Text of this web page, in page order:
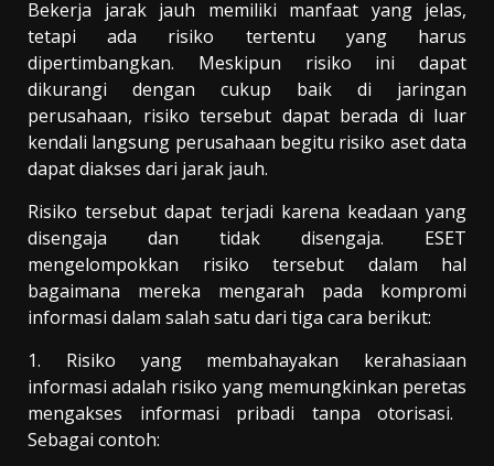
Bekerja jarak jauh memiliki manfaat yang jelas,
tetapi ada risiko tertentu yang harus
dipertimbangkan. Meskipun risiko ini dapat
dikurangi dengan cukup baik di jaringan
perusahaan, risiko tersebut dapat berada di luar
kendali langsung perusahaan begitu risiko aset data
dapat diakses dari jarak jauh.
Risiko tersebut dapat terjadi karena keadaan yang
disengaja dan tidak disengaja. ESET
mengelompokkan risiko tersebut dalam hal
bagaimana mereka mengarah pada kompromi
informasi dalam salah satu dari tiga cara berikut:
1. Risiko yang membahayakan kerahasiaan
informasi adalah risiko yang memungkinkan peretas
mengakses informasi pribadi tanpa otorisasi.
Sebagai contoh: